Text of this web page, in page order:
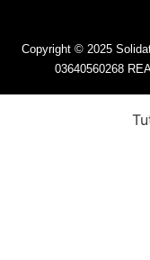
Copyright © 2025
03640560268